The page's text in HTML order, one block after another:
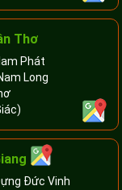
Thơ
Phát
Long
Đức Vinh